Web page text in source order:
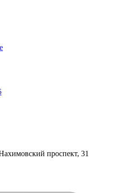
проспект, 31